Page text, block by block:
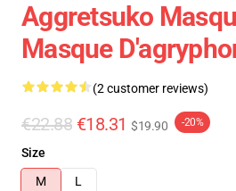
Aggretsuko
Masque
(2 customer reviews)
€22.88 €18.31 $19.90 -20%
Size
M
L